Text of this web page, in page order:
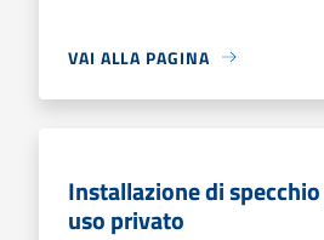
VAI ALLA PAGINA
Installazione di
uso privato